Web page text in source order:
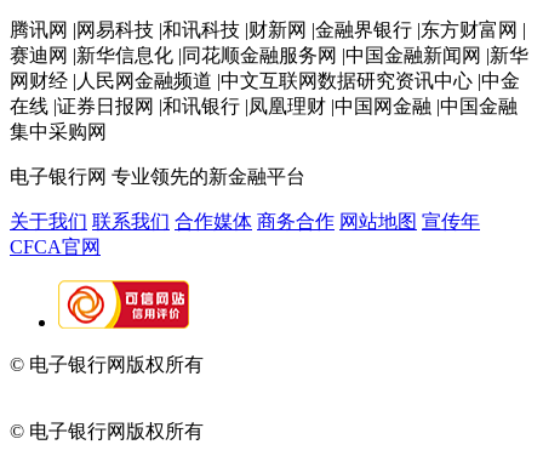
腾讯网 |网易科技 |和讯科技 |财新网 |金融界银行 |东方财富网 |
赛迪网 |新华信息化 |同花顺金融服务网 |中国金融新闻网 |新华
网财经 |人民网金融频道 |中文互联网数据研究资讯中心 |中金
在线 |证券日报网 |和讯银行 |凤凰理财 |中国网金融 |中国金融
集中采购网
电子银行网 专业领先的新金融平台
关于我们 联系我们 合作媒体 商务合作 网站地图 宣传年
CFCA官网
© 电子银行网版权所有
© 电子银行网版权所有